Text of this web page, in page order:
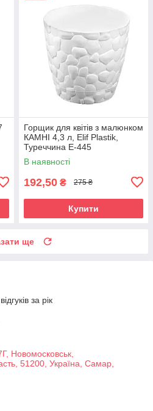
Горщик для квітів з малюнком
КАМНІ 4,3 л, Elif Plastik,
Туреччина Е-445
В наявності
192,50 ₴ 275 ₴
Купити
ще
за рік
Новомосковськ,
51200, Україна, Самар,